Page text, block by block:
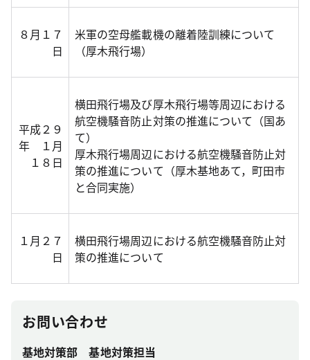
８月１７
日
米軍の空母艦載機の離着陸訓練について
（厚木飛行場）
平成２９
年 １月
１８日
横田飛行場及び厚木飛行場等周辺における
航空機騒音防止対策の推進について（国あ
て）
厚木飛行場周辺における航空機騒音防止対
策の推進について（厚木基地あて，町田市
と合同実施）
１月２７
日
横田飛行場周辺における航空機騒音防止対
策の推進について
お問い合わせ
基地対策部 基地対策担当